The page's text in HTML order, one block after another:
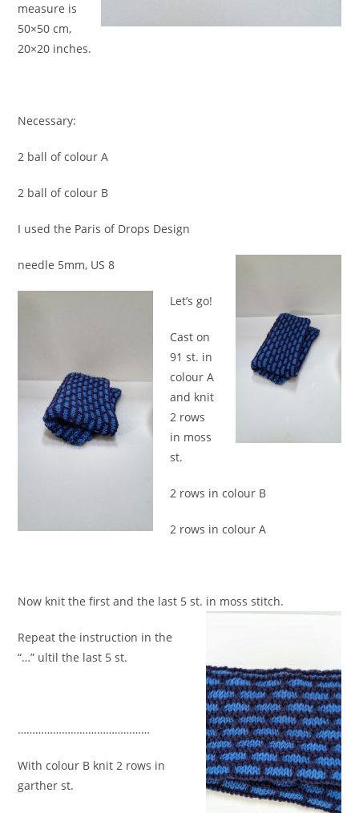
measure is
50×50 cm,
20×20 inches.
Necessary:
2 ball of colour A
2 ball of colour B
I used the Paris of Drops Design
needle 5mm, US 8
Let’s go!
Cast on
91 st. in
colour A
and knit
2 rows
in moss
st.
2 rows in colour B
2 rows in colour A
Now knit the first and the last 5 st. in moss stitch.
Repeat the instruction in the
“…” ultil the last 5 st.
………………………………………
With colour B knit 2 rows in
garther st.